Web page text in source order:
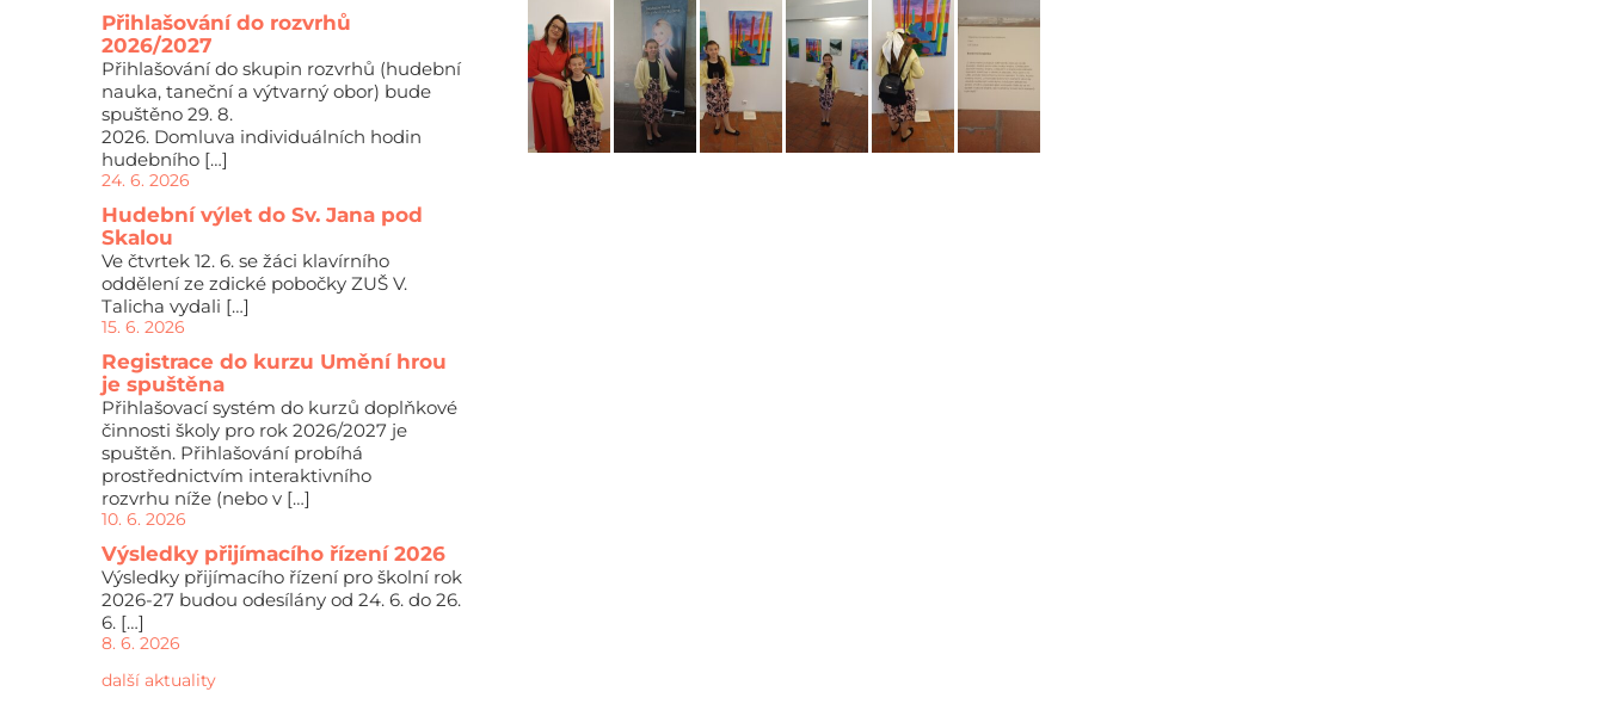
Přihlašování do rozvrhů
2026/2027
Přihlašování do skupin rozvrhů (hudební
nauka, taneční a výtvarný obor) bude
spuštěno 29. 8.
2026. Domluva individuálních hodin
hudebního […]
24. 6. 2026
Hudební výlet do Sv. Jana pod
Skalou
Ve čtvrtek 12. 6. se žáci klavírního
oddělení ze zdické pobočky ZUŠ V.
Talicha vydali […]
15. 6. 2026
Registrace do kurzu Umění hrou
je spuštěna
Přihlašovací systém do kurzů doplňkové
činnosti školy pro rok 2026/2027 je
spuštěn. Přihlašování probíhá
prostřednictvím interaktivního
rozvrhu níže (nebo v […]
10. 6. 2026
Výsledky přijímacího řízení 2026
Výsledky přijímacího řízení pro školní rok
2026-27 budou odesílány od 24. 6. do 26.
6. […]
8. 6. 2026
další aktuality